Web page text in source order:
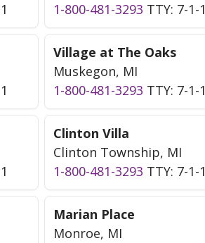
1-800-481-3293 TTY: 7-1-1
Village at The Oaks
Muskegon, MI
1-800-481-3293 TTY: 7-1-1
Clinton Villa
Clinton Township, MI
1-800-481-3293 TTY: 7-1-1
Marian Place
Monroe, MI